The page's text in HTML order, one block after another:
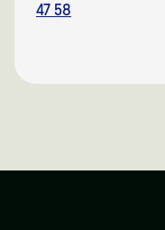
47 58